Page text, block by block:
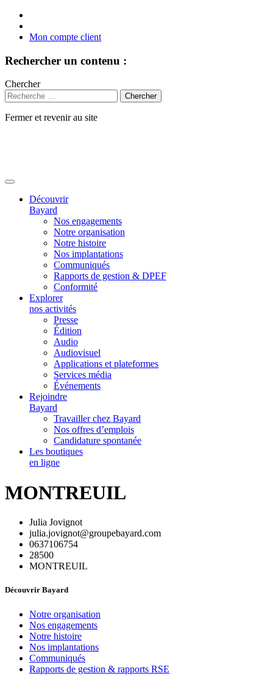
Mon compte client
Rechercher un contenu :
Chercher
Fermer et revenir au site
Découvrir
Bayard
Nos engagements
Notre organisation
Notre histoire
Nos implantations
Communiqués
Rapports de gestion & DPEF
Conformité
Explorer
nos activités
Presse
Édition
Audio
Audiovisuel
Applications et plateformes
Services média
Événements
Rejoindre
Bayard
Travailler chez Bayard
Nos offres d’emplois
Candidature spontanée
Les boutiques
en ligne
MONTREUIL
Julia Jovignot
julia.jovignot@groupebayard.com
0637106754
28500
MONTREUIL
Découvrir Bayard
Notre organisation
Nos engagements
Notre histoire
Nos implantations
Communiqués
Rapports de gestion & rapports RSE